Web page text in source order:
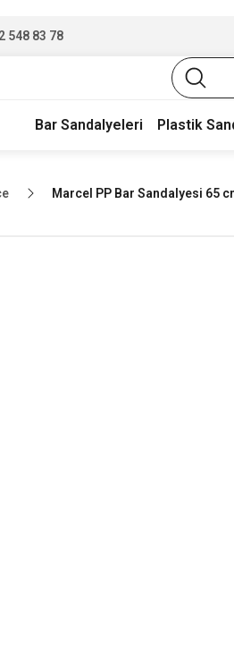
548 83 78
Bar Sandalyeleri Plastik
Marcel PP Bar Sandalyesi 65